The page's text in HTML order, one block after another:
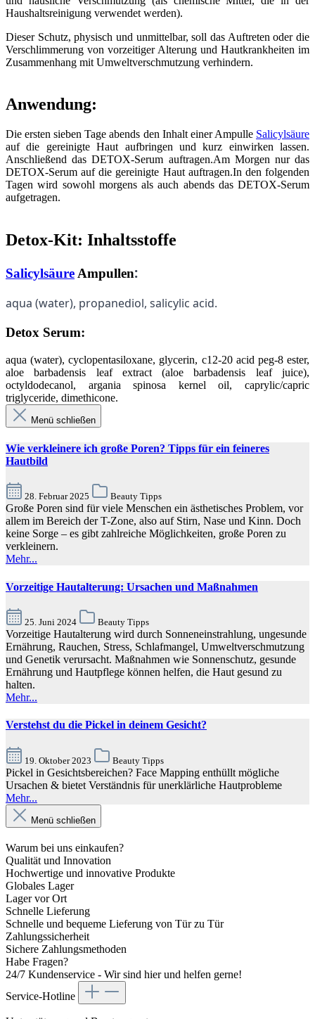
Haushaltsreinigung verwendet werden).
Dieser Schutz, physisch und unmittelbar, soll das Auftreten oder die
Verschlimmerung von vorzeitiger Alterung und Hautkrankheiten im
Zusammenhang mit Umweltverschmutzung verhindern.
Anwendung:
Die ersten sieben Tage abends den Inhalt einer Ampulle Salicylsäure
auf die gereinigte Haut aufbringen und kurz einwirken lassen.
Anschließend das DETOX-Serum auftragen.Am Morgen nur das
DETOX-Serum auf die gereinigte Haut auftragen.In den folgenden
Tagen wird sowohl morgens als auch abends das DETOX-Serum
aufgetragen.
Detox-Kit: Inhaltsstoffe
SalicylsäureAmpullen:
aqua (water), propanediol, salicylic acid.
Detox Serum:
aqua (water), cyclopentasiloxane, glycerin, c12-20 acid peg-8 ester,
aloe barbadensis leaf extract (aloe barbadensis leaf juice),
octyldodecanol, argania spinosa kernel oil, caprylic/capric
triglyceride, dimethicone.
Menü schließen
Wie verkleinere ich große Poren? Tipps für ein feineres
Hautbild
28. Februar 2025 Beauty Tipps
Große Poren sind für viele Menschen ein ästhetisches Problem, vor
allem im Bereich der T-Zone, also auf Stirn, Nase und Kinn. Doch
keine Sorge – es gibt zahlreiche Möglichkeiten, große Poren zu
verkleinern.
Mehr...
Vorzeitige Hautalterung: Ursachen und Maßnahmen
25. Juni 2024 Beauty Tipps
Vorzeitige Hautalterung wird durch Sonneneinstrahlung, ungesunde
Ernährung, Rauchen, Stress, Schlafmangel, Umweltverschmutzung
und Genetik verursacht. Maßnahmen wie Sonnenschutz, gesunde
Ernährung und Hautpflege können helfen, die Haut gesund zu
halten.
Mehr...
Verstehst du die Pickel in deinem Gesicht?
19. Oktober 2023 Beauty Tipps
Pickel in Gesichtsbereichen? Face Mapping enthüllt mögliche
Ursachen & bietet Verständnis für unerklärliche Hautprobleme
Mehr...
Menü schließen
Warum bei uns einkaufen?
Qualität und Innovation
Hochwertige und innovative Produkte
Globales Lager
Lager vor Ort
Schnelle Lieferung
Schnelle und bequeme Lieferung von Tür zu Tür
Zahlungssicherheit
Sichere Zahlungsmethoden
Habe Fragen?
24/7 Kundenservice - Wir sind hier und helfen gerne!
Service-Hotline